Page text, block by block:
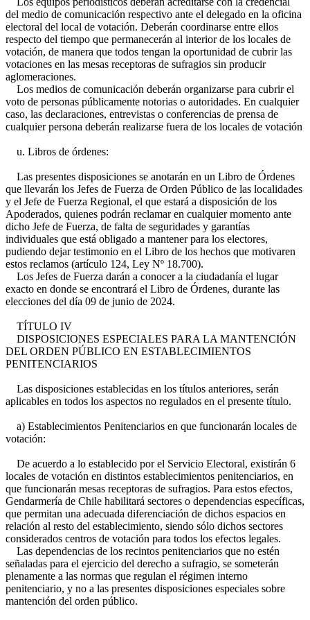
del medio de comunicación respectivo ante el delegado en la oficina
electoral del local de votación. Deberán coordinarse entre ellos
respecto del tiempo que permanecerán al interior de los locales de
votación, de manera que todos tengan la oportunidad de cubrir las
votaciones en las mesas receptoras de sufragios sin producir
aglomeraciones.
Los medios de comunicación deberán organizarse para cubrir el
voto de personas públicamente notorias o autoridades. En cualquier
caso, las declaraciones, entrevistas o conferencias de prensa de
cualquier persona deberán realizarse fuera de los locales de votación
u. Libros de órdenes:
Las presentes disposiciones se anotarán en un Libro de Órdenes
que llevarán los Jefes de Fuerza de Orden Público de las localidades
y el Jefe de Fuerza Regional, el que estará a disposición de los
Apoderados, quienes podrán reclamar en cualquier momento ante
dicho Jefe de Fuerza, de falta de seguridades y garantías
individuales que está obligado a mantener para los electores,
pudiendo dejar testimonio en el Libro de los hechos que motivaren
estos reclamos (artículo 124, Ley Nº 18.700).
Los Jefes de Fuerza darán a conocer a la ciudadanía el lugar
exacto en donde se encontrará el Libro de Órdenes, durante las
elecciones del día 09 de junio de 2024.
TÍTULO IV
DISPOSICIONES ESPECIALES PARA LA MANTENCIÓN
DEL ORDEN PÚBLICO EN ESTABLECIMIENTOS
PENITENCIARIOS
Las disposiciones establecidas en los títulos anteriores, serán
aplicables en todos los aspectos no regulados en el presente título.
a) Establecimientos Penitenciarios en que funcionarán locales de
votación:
De acuerdo a lo establecido por el Servicio Electoral, existirán 6
locales de votación en distintos establecimientos penitenciarios, en
que funcionarán mesas receptoras de sufragios. Para estos efectos,
Gendarmería de Chile habilitará sectores o dependencias específicas,
que permitan una adecuada diferenciación de dichos espacios en
relación al resto del establecimiento, siendo sólo dichos sectores
considerados centros de votación para todos los efectos legales.
Las dependencias de los recintos penitenciarios que no estén
señaladas para el ejercicio del derecho a sufragio, se someterán
plenamente a las normas que regulan el régimen interno
penitenciario, y no a las presentes disposiciones especiales sobre
mantención del orden público.